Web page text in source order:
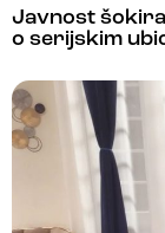
Javnost
o serijskim